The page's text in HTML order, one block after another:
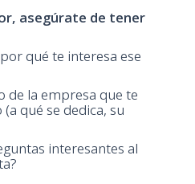
asegúrate de tener
qué te interesa ese
de la empresa que te
qué se dedica, su
interesantes al